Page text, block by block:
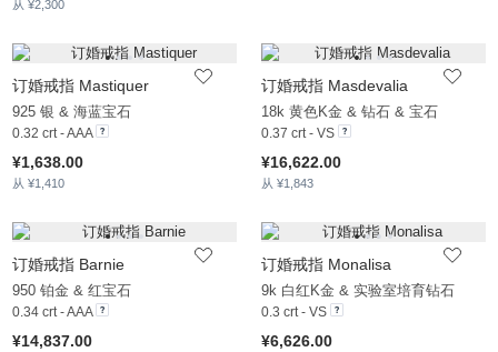
从 ¥2,300
订婚戒指 Mastiquer
925 银 & 海蓝宝石
0.32 crt - AAA
¥1,638.00
从 ¥1,410
订婚戒指 Masdevalia
18k 黄色K金 & 钻石 & 宝石
0.37 crt - VS
¥16,622.00
从 ¥1,843
订婚戒指 Barnie
950 铂金 & 红宝石
0.34 crt - AAA
¥14,837.00
订婚戒指 Monalisa
9k 白红K金 & 实验室培育钻石
0.3 crt - VS
¥6,626.00